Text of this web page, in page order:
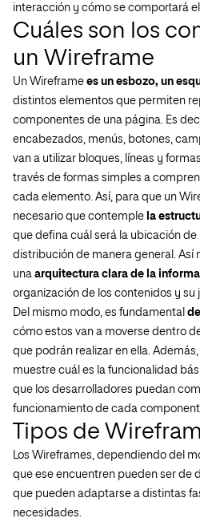
interacción y cómo se comportará
Cuáles son los
un Wireframe
Un Wireframe es un esbozo, un
distintos elementos que permiten
componentes de una página. Es
encabezados, menús, botones,
van a utilizar bloques, líneas y
través de formas simples a
cada elemento. Así, para que un
necesario que contemple la
que defina cuál será la ubicación de
distribución de manera general. Así
una arquitectura clara de la
organización de los contenidos y su
Del mismo modo, es fundamental
cómo estos van a moverse dentro
que podrán realizar en ella.
muestre cuál es la funcionalidad
que los desarrolladores puedan
funcionamiento de cada
Tipos de
Los Wireframes, dependiendo del
que ese encuentren pueden ser de
que pueden adaptarse a distintas
necesidades.